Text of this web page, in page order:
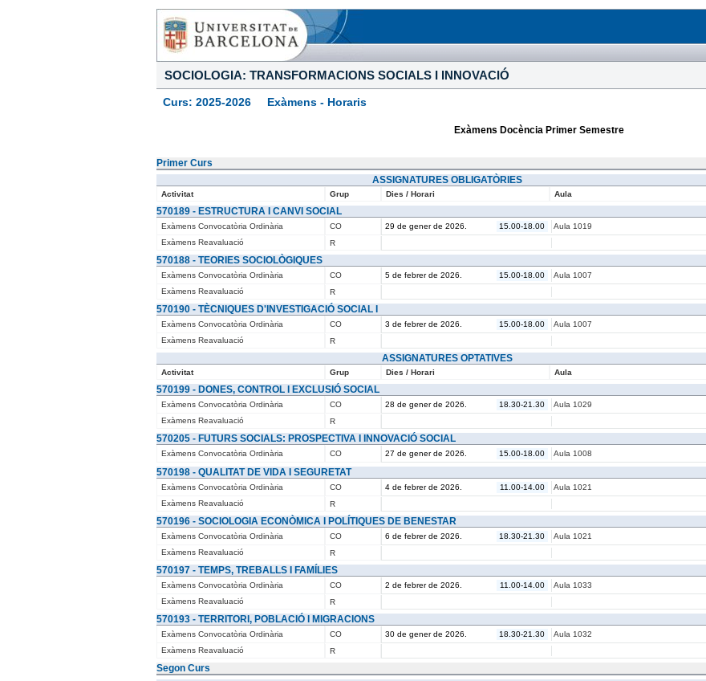
SOCIOLOGIA: TRANSFORMACIONS SOCIALS I INNOVACIÓ
Curs: 2025-2026 Exàmens - Horaris
Exàmens Docència Primer Semestre
Primer Curs
ASSIGNATURES OBLIGATÒRIES
Activitat Grup Dies / Horari Aula
570189 - ESTRUCTURA I CANVI SOCIAL
Exàmens Convocatòria Ordinària CO 29 de gener de 2026. 15.00-18.00
Aula 1019
Exàmens Reavaluació
R
570188 - TEORIES SOCIOLÒGIQUES
Exàmens Convocatòria Ordinària CO 5 de febrer de 2026. 15.00-18.00
Aula 1007
Exàmens Reavaluació
R
570190 - TÈCNIQUES D'INVESTIGACIÓ SOCIAL I
Exàmens Convocatòria Ordinària CO 3 de febrer de 2026. 15.00-18.00
Aula 1007
Exàmens Reavaluació
R
ASSIGNATURES OPTATIVES
Activitat Grup Dies / Horari Aula
570199 - DONES, CONTROL I EXCLUSIÓ SOCIAL
Exàmens Convocatòria Ordinària CO 28 de gener de 2026. 18.30-21.30
Aula 1029
Exàmens Reavaluació
R
570205 - FUTURS SOCIALS: PROSPECTIVA I INNOVACIÓ SOCIAL
Exàmens Convocatòria Ordinària CO 27 de gener de 2026. 15.00-18.00 Aula 1008
570198 - QUALITAT DE VIDA I SEGURETAT
Exàmens Convocatòria Ordinària CO 4 de febrer de 2026. 11.00-14.00
Aula 1021
Exàmens Reavaluació
R
570196 - SOCIOLOGIA ECONÒMICA I POLÍTIQUES DE BENESTAR
Exàmens Convocatòria Ordinària CO 6 de febrer de 2026. 18.30-21.30
Aula 1021
Exàmens Reavaluació
R
570197 - TEMPS, TREBALLS I FAMÍLIES
Exàmens Convocatòria Ordinària CO 2 de febrer de 2026. 11.00-14.00
Aula 1033
Exàmens Reavaluació
R
570193 - TERRITORI, POBLACIÓ I MIGRACIONS
Exàmens Convocatòria Ordinària CO 30 de gener de 2026. 18.30-21.30
Aula 1032
Exàmens Reavaluació
R
Segon Curs